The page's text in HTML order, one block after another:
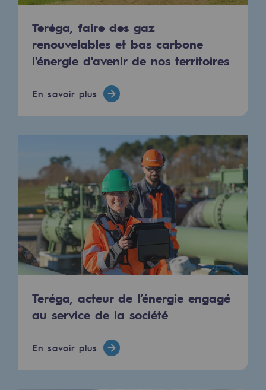
Nouveaux usages
Concertations CH4, H2 et CO2
Espace pédagogique
Espace pédagogique
2050 : un monde d’énergies
Objectif Hydrogène
CCUS Objectif Zéro CO2
Objectif Biométhane
Le Labo
Acteur engagé
Ambition RSE
Responsabilité environnementale
Teréga, faire des gaz
renouvelables et bas carbone
l'énergie d'avenir de nos territoires
En savoir plus
Teréga, acteur de l’énergie engagé
au service de la société
En savoir plus